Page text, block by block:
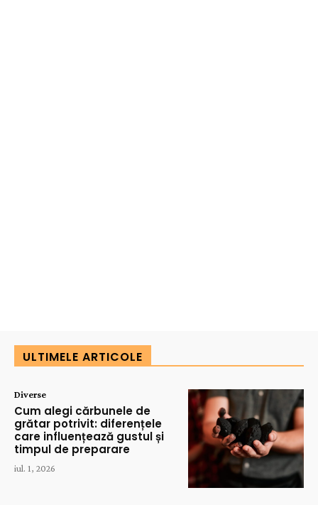
ULTIMELE ARTICOLE
Diverse
Cum alegi cărbunele de
grătar potrivit: diferențele
care influențează gustul și
timpul de preparare
iul. 1, 2026